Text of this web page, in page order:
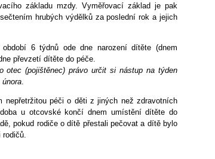
základu mzdy. Vyměřovací základ je pak
hrubých výdělků za poslední rok a jejich
6 týdnů ode dne narození dítěte (dnem
převzetí dítěte do péče.
(pojištěnec) právo určit si nástup na týden
.
péči o děti z jiných než zdravotních
u otcovské končí dnem umístění dítěte do
pokud rodiče o dítě přestali pečovat a dítě bylo
rodičů.